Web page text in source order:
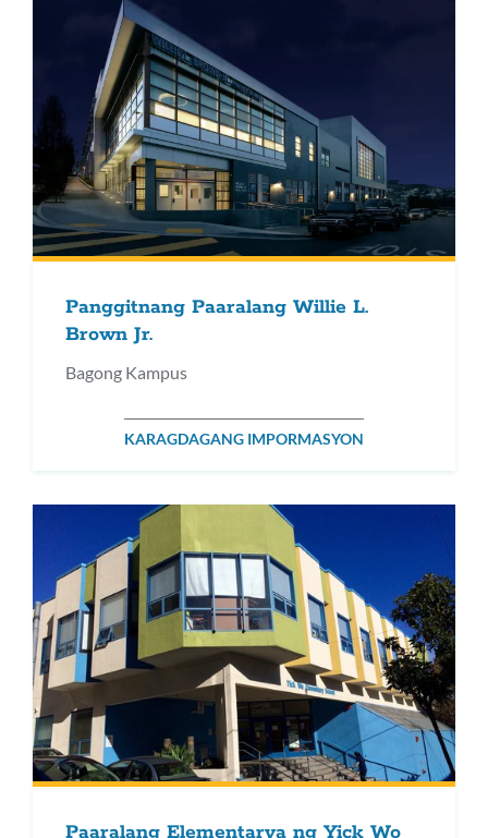
Panggitnang Paaralang Willie L.
Brown Jr.
Bagong Kampus
KARAGDAGANG IMPORMASYON
Paaralang Elementarya ng Yick Wo